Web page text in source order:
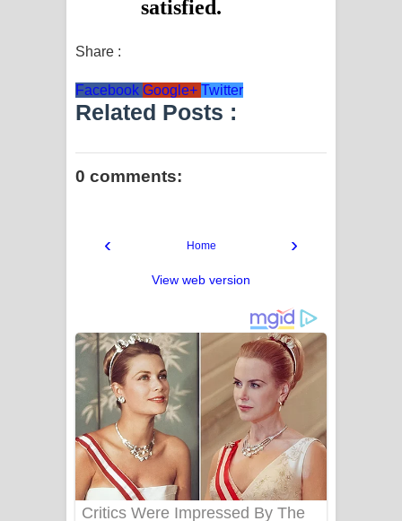
Share :
Facebook Google+ Twitter
Related Posts :
0 comments:
‹ ›
Home
View web version